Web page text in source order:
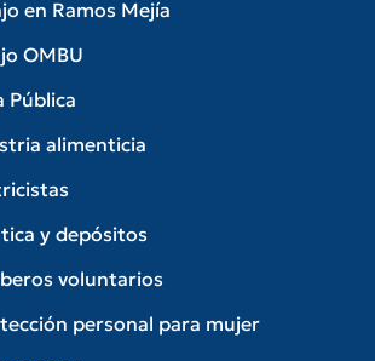
en Ramos Mejía
OMBU
Pública
alimenticia
y depósitos
voluntarios
personal para mujer